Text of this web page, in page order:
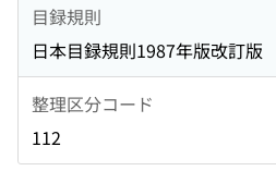
目録規則
日本目録規則1987年版改訂版
整理区分コード
112